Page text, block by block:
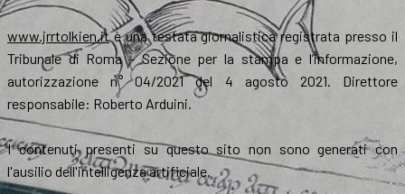
www.jrrtolkien.itè una testata giornalistica registrata presso il
Tribunale di Roma - Sezione per la stampa e l’informazione,
autorizzazione n° 04/2021 del 4 agosto 2021. Direttore
responsabile: Roberto Arduini.
I contenuti presenti su questo sito non sono generati con
l'ausilio dell'intelligenza artificiale.